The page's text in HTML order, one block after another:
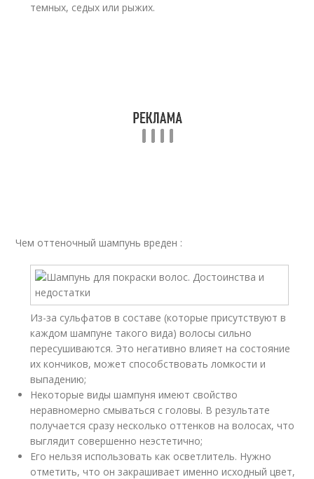
темных, седых или рыжих.
Чем оттеночный шампунь вреден :
Из-за сульфатов в составе (которые присутствуют в
каждом шампуне такого вида) волосы сильно
пересушиваются. Это негативно влияет на состояние
их кончиков, может способствовать ломкости и
выпадению;
Некоторые виды шампуня имеют свойство
неравномерно смываться с головы. В результате
получается сразу несколько оттенков на волосах, что
выглядит совершенно неэстетично;
Его нельзя использовать как осветлитель. Нужно
отметить, что он закрашивает именно исходный цвет,